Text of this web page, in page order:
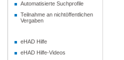
Automatisierte Suchprofile
Teilnahme an nichtöffentlichen
Vergaben
eHAD Hilfe
eHAD Hilfe-Videos